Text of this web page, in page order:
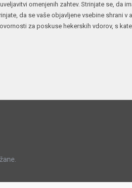
omenjenih zahtev. Strinjate se, da
da se vaše objavljene vsebine shrani v
za poskuse hekerskih vdorov, s